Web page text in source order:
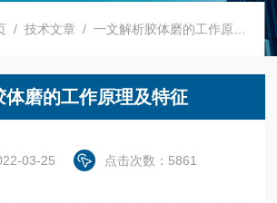
/技术文章 / 一文解析胶体磨的工作原理及特征
体磨的工作原理及特征
03-25 点击次数：5861